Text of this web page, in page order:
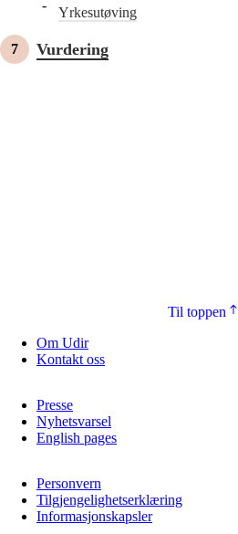
Yrkesutøving
Vurdering
Til toppen
Om Udir
Kontakt oss
Presse
Nyhetsvarsel
English pages
Personvern
Tilgjengelighetserklæring
Informasjonskapsler